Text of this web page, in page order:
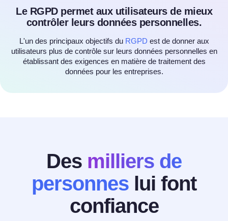
Le RGPD permet aux utilisateurs de mieux
contrôler leurs données personnelles.
L'un des principaux objectifs du RGPD est de donner aux
utilisateurs plus de contrôle sur leurs données personnelles en
établissant des exigences en matière de traitement des
données pour les entreprises.
Des milliers de
personnes lui font
confiance